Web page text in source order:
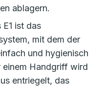
ablagern.
ist das
mit dem der
und hygienisch
Handgriff wird
entriegelt, das